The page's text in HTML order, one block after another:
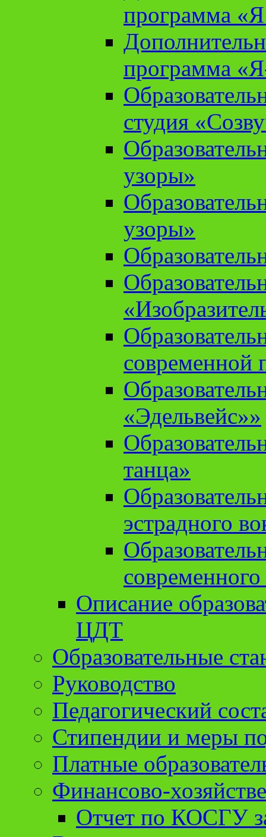
программа «Я
программа
студия
узоры»
узоры»
современной
«Эдельвейс»»
танца»
эстрадного
Описание
ЦДТ
Образовательные
Руководство
Педагогический
Стипендии и меры
Платные
Финансово-
Отчет по КОСГУ